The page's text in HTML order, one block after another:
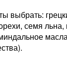
выбрать:
семя льна,